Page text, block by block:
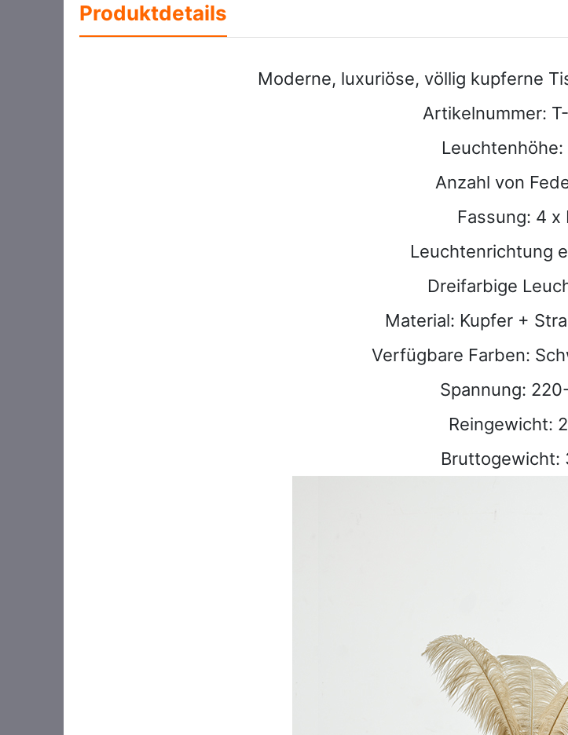
Produktdetails
Moderne, luxuriöse, völlig kupferne
Artikelnummer:
Anzahl von
Fassung: 4 x
Leuchtenrichtung
Dreifarbige
Material: Kupfer +
Verfügbare Farben:
Spannung:
Reingewicht:
Bruttogewicht: